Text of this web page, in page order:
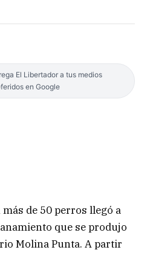
El Libertador a tus medios
en Google
de 50 perros llegó a
que se produjo
Molina Punta. A partir